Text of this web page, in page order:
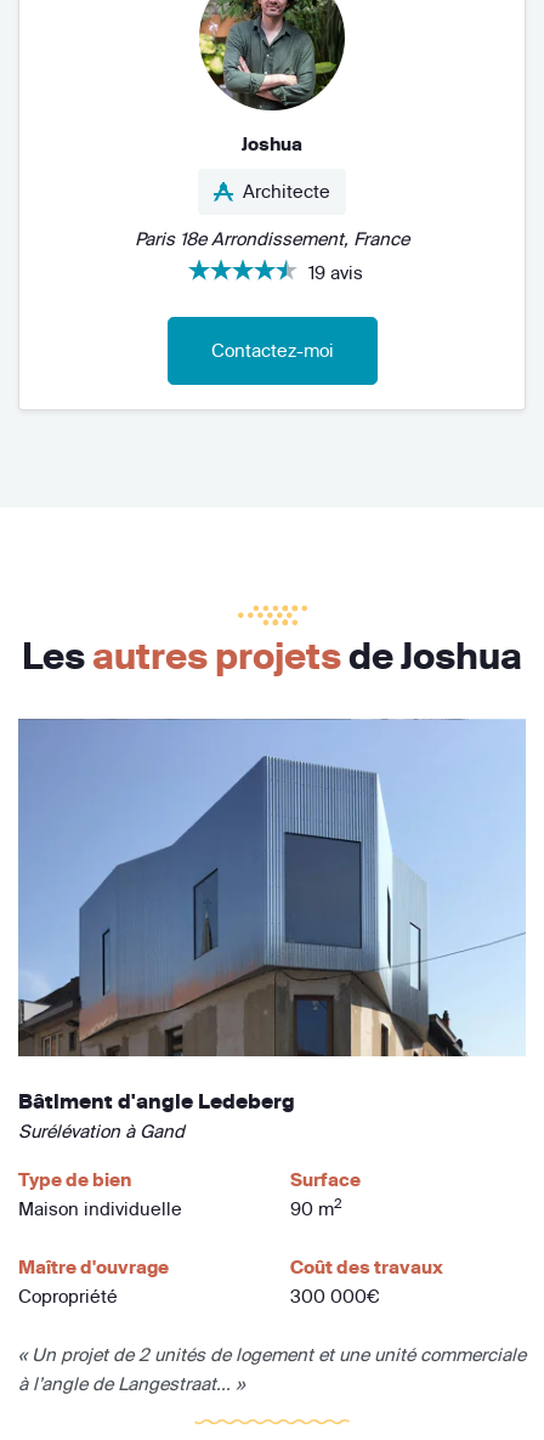
Joshua
Architecte
Paris 18e Arrondissement, France
19 avis
Contactez-moi
Lesautres projetsde Joshua
Bâtiment d'angle Ledeberg
Surélévation à Gand
Type de bien
Maison individuelle
Surface
90 m2
Maître d'ouvrage
Copropriété
Coût des travaux
300 000€
« Un projet de 2 unités de logement et une unité commerciale
à l’angle de Langestraat... »